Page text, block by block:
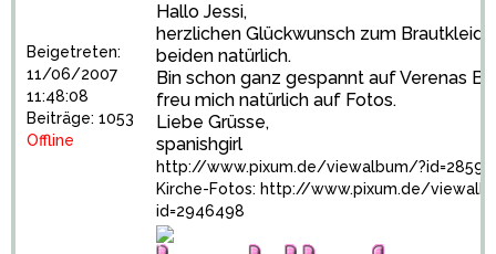
Beigetreten:
11/06/2007
11:48:08
Beiträge: 1053
Offline
Hallo Jessi,
herzlichen Glückwunsch zum
beiden natürlich.
Bin schon ganz gespannt auf Verenas
freu mich natürlich auf Fotos.
Liebe Grüsse,
spanishgirl
http://www.pixum.de/viewalbum/
Kirche-Fotos: http://www.pixum.de/
id=2946498